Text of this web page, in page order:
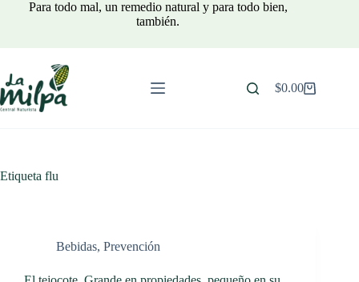
Para todo mal, un remedio natural y para todo bien,
también.
Carro
$0.00
Etiqueta flu
Bebidas, Prevención